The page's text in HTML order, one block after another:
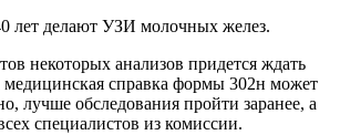
лет делают УЗИ молочных желез.
некоторых анализов придется ждать
медицинская справка формы 302н может
лучше обследования пройти заранее, а
специалистов из комиссии.